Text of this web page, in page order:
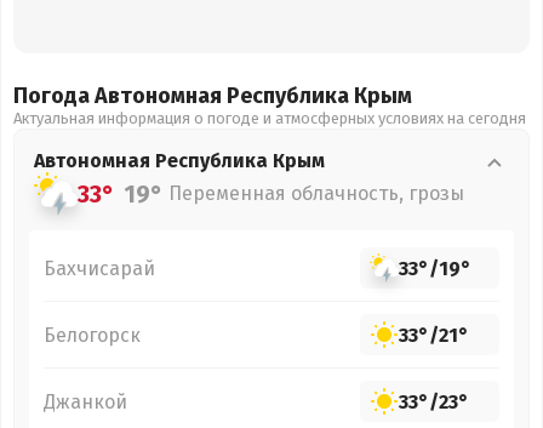
Погода Автономная Республика Крым
Актуальная информация о погоде и атмосферных условиях на сегодня
Автономная Республика Крым
33° 19° Переменная облачность, грозы
Бахчисарай 33°/19°
Белогорск 33°/21°
Джанкой 33°/23°